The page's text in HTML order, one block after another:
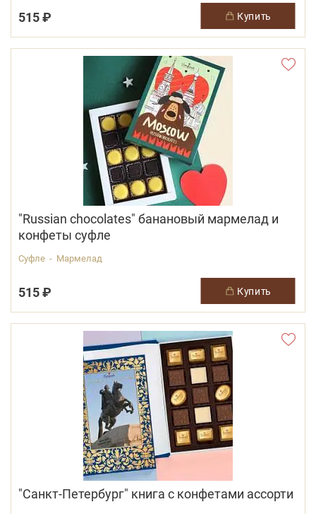
515 ₽ купить
"Russian chocolates" банановый мармелад и
конфеты суфле
Суфле - Мармелад
515 ₽ купить
"Санкт-Петербург" книга с конфетами ассорти